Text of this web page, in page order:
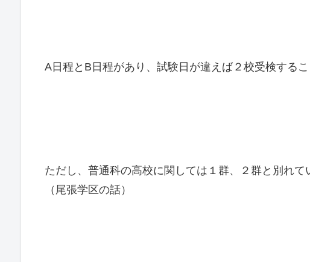
A日程とB日程があり、試験日が違えば２校受検するこ
ただし、普通科の高校に関しては１群、２群と別れて
（尾張学区の話）